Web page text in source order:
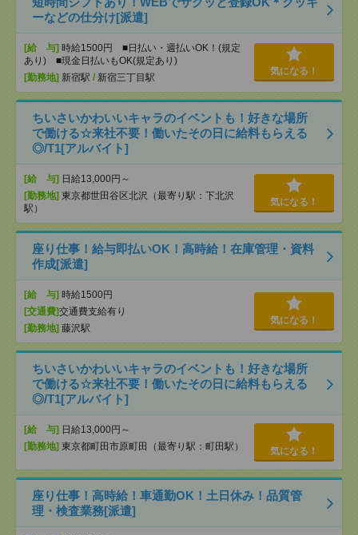
ーなどの仕分け[派遣]
[給 与] 時給1500円 ■日払い・週払いOK！(規定
あり) ■現金日払いもOK(規定あり)
[勤務地] 新宿駅 / 新宿三丁目駅
気になる！
ちいさいかわいいキャラのイベントも！好きな場所
で働ける☆来社不要！働いたその日に給料もらえる
◎/T1[アルバイト]
[給 与] 日給13,000円～
[勤務地] 東京都世田谷区北沢（最寄り駅：下北沢
駅）
気になる！
座り仕事！給与即払いOK！高時給！在庫管理・資料
作成[派遣]
[給 与] 時給1500円
[交通費]交通費支給有り
[勤務地] 藤沢駅
気になる！
ちいさいかわいいキャラのイベントも！好きな場所
で働ける☆来社不要！働いたその日に給料もらえる
◎/T1[アルバイト]
[給 与] 日給13,000円～
[勤務地] 東京都町田市原町田（最寄り駅：町田駅） 気になる！
座り仕事！高時給！車通勤OK！土日休み！品質管
理・検査業務[派遣]